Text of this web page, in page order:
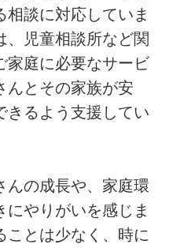
相談に対応していま
、児童相談所など関
家庭に必要なサービ
んとその家族が安
きるよう支援してい
んの成長や、家庭環
やりがいを感じま
ことは少なく、時に